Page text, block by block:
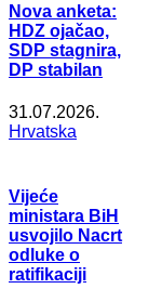
Nova anketa:
HDZ ojačao,
SDP stagnira,
DP stabilan
31.07.2026.
Hrvatska
Vijeće
ministara BiH
usvojilo Nacrt
odluke o
ratifikaciji